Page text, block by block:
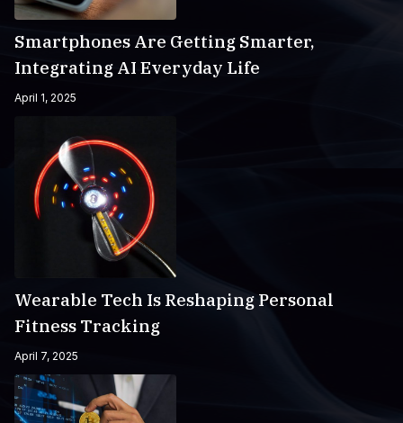
Smartphones Are Getting Smarter,
Integrating AI Everyday Life
April 1, 2025
Wearable Tech Is Reshaping Personal
Fitness Tracking
April 7, 2025